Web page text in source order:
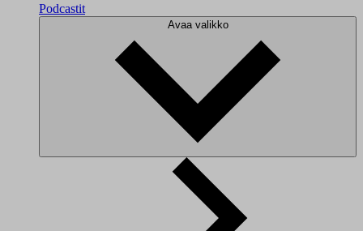
Podcastit
Avaa valikko